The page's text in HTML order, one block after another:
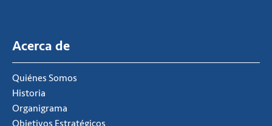
Acerca de
Quiénes Somos
Historia
Organigrama